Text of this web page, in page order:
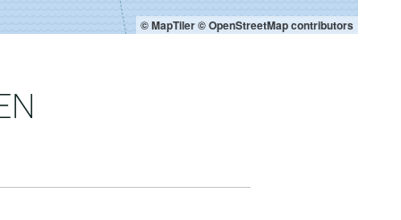
© MapTiler© OpenStreetMap contributors